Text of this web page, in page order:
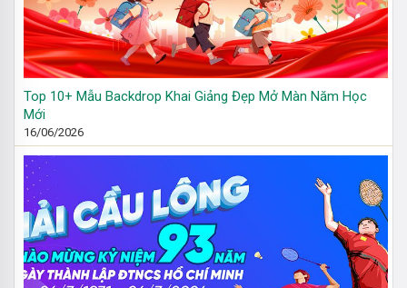
Top 10+ Mẫu Backdrop Khai Giảng Đẹp Mở Màn Năm Học
Mới
16/06/2026